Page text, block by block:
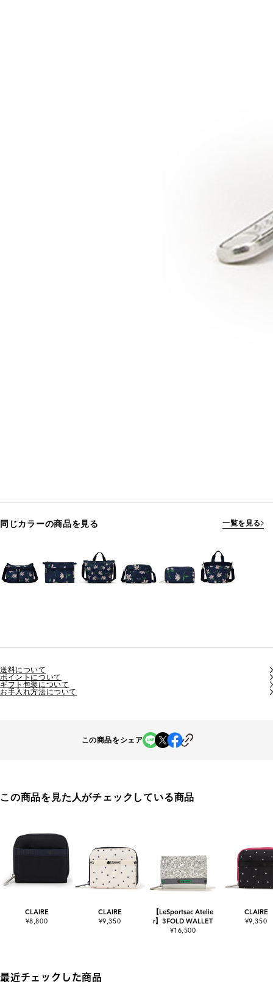
同じカラーの商品を見る 一覧を見る
送料について
ポイントについて
ギフト包装について
お手入れ方法について
この商品をシェア
この商品を見た人がチェックしている商品
CLAIRE
¥8,800
CLAIRE
¥9,350
【LeSportsac Atelie
r】3FOLD WALLET
¥16,500
CLAIRE
¥9,350
最近チェックした商品